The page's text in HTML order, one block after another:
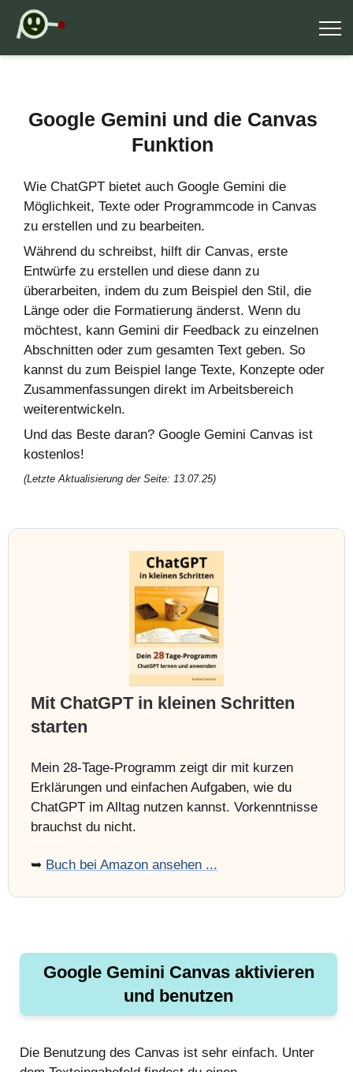
Google Gemini und die Canvas
Funktion
Wie ChatGPT bietet auch Google Gemini die
Möglichkeit, Texte oder Programmcode in Canvas
zu erstellen und zu bearbeiten.
Während du schreibst, hilft dir Canvas, erste
Entwürfe zu erstellen und diese dann zu
überarbeiten, indem du zum Beispiel den Stil, die
Länge oder die Formatierung änderst. Wenn du
möchtest, kann Gemini dir Feedback zu einzelnen
Abschnitten oder zum gesamten Text geben. So
kannst du zum Beispiel lange Texte, Konzepte oder
Zusammenfassungen direkt im Arbeitsbereich
weiterentwickeln.
Und das Beste daran? Google Gemini Canvas ist
kostenlos!
(Letzte Aktualisierung der Seite: 13.07.25)
Mit ChatGPT in kleinen Schritten
starten
Mein 28-Tage-Programm zeigt dir mit kurzen
Erklärungen und einfachen Aufgaben, wie du
ChatGPT im Alltag nutzen kannst. Vorkenntnisse
brauchst du nicht.
➥ Buch bei Amazon ansehen ...
Google Gemini Canvas aktivieren
und benutzen
Die Benutzung des Canvas ist sehr einfach. Unter